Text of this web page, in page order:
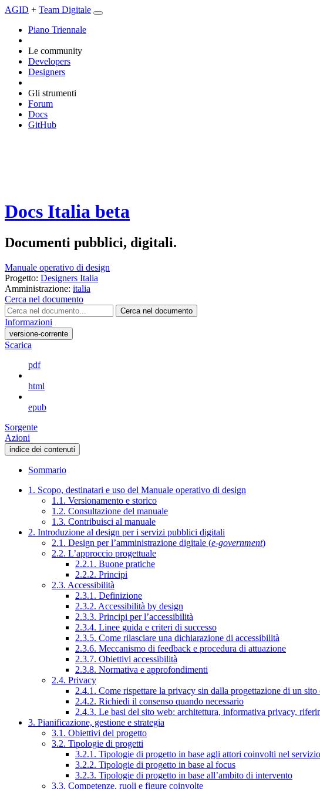
AGID + Team Digitale
Piano Triennale
Le community
Developers
Designers
Gli strumenti
Forum
Docs
GitHub
Docs Italia beta
Documenti pubblici, digitali.
Manuale operativo di design
Progetto: Designers Italia
Amministrazione: italia
Cerca nel documento
Cerca nel documento
Informazioni
versione-corrente
Scarica
pdf
html
epub
Sorgente
Azioni
indice dei contenuti
Sommario
1. Scopo, destinatari e uso del Manuale operativo di design
1.1. Versionamento e storico
1.2. Consultazione del manuale
1.3. Contribuisci al manuale
2. Introduzione al design per i servizi pubblici digitali
2.1. Design per l’amministrazione digitale (e-government)
2.2. L’approccio progettuale
2.2.1. Buone pratiche
2.2.2. Principi
2.3. Accessibilità
2.3.1. Definizione
2.3.2. Accessibilità by design
2.3.3. Principi per l’accessibilità
2.3.4. Linee guida e criteri di successo
2.3.5. Come rilasciare una dichiarazione di accessibilità
2.3.6. Meccanismo di feedback e procedura di attuazione
2.3.7. Obiettivi accessibilità
2.3.8. Normativa e approfondimenti
2.4. Privacy
2.4.1. Come rispettare la privacy sin dalla progettazione di un
2.4.2. Richiedi il consenso quando necessario
2.4.3. Le basi del sito web: architettura, informativa privacy,
3. Pianificazione, gestione e strategia
3.1. Obiettivi del progetto
3.2. Tipologie di progetti
3.2.1. Tipologie di progetto in base agli attori coinvolti nel servizio
3.2.2. Tipologie di progetto in base al focus
3.2.3. Tipologie di progetto in base all’ambito di intervento
3.3. Competenze, ruoli e figure coinvolte